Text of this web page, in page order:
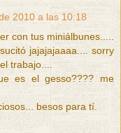
2010 a las 10:18
con tus miniálbunes.....
jajajajaaaa.... sorry
trabajo....
es el gesso???? me
besos para tí.